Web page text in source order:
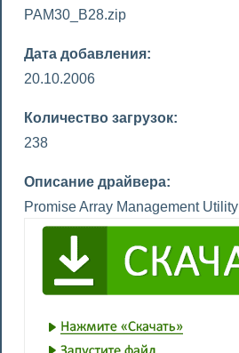
PAM30_B28.zip
Дата добавления:
20.10.2006
Количество загрузок:
238
Описание драйвера:
Promise Array Management Utility